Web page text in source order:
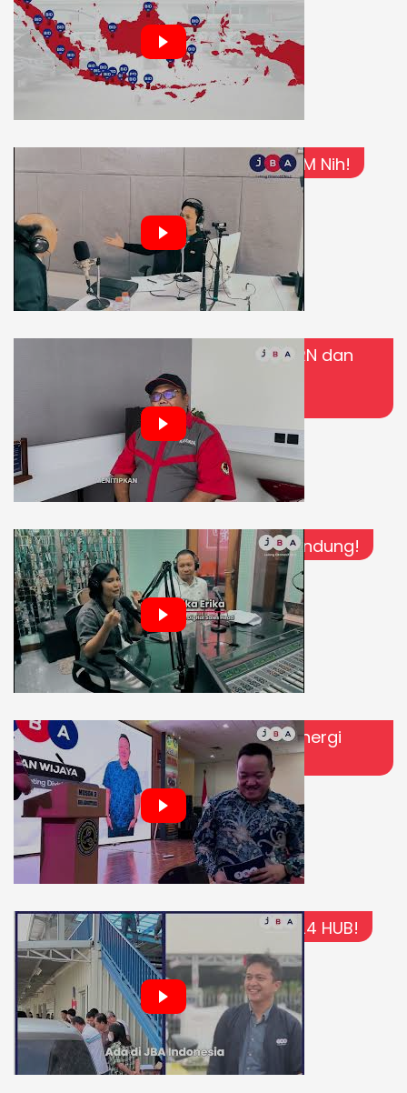
JBA Indonesia Mampir di Sonora FM Nih!
Media Auction Tour JBA Bareng BRN dan
RCI! Lihat Lebih Dekat Dunia Lelang
Kendaraan
JBA On Air Bareng Ardan Radio Bandung!
JBA Hadir di Musda BRN | Wujud Sinergi
untuk Kemajuan Dunia Otomotif
Kini hadir dengan 15 cabang dan 24 HUB!